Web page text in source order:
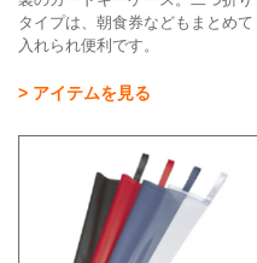
タイプは、朝食券などもまとめて
入れられ便利です。
> アイテムを見る